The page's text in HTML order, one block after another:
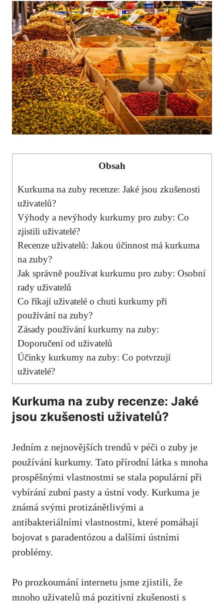
Obsah
Kurkuma na zuby recenze: Jaké jsou zkušenosti‍
uživatelů?
Výhody⁤ a nevýhody kurkumy pro zuby: Co
‍zjistili uživatelé?
Recenze uživatelů: Jakou účinnost má kurkuma
na zuby?
Jak⁣ správně používat kurkumu pro zuby:⁣ Osobní
rady uživatelů
Co říkají uživatelé o chuti⁣ kurkumy při‌
používání na zuby?
Zásady používání kurkumy na ⁤zuby:
Doporučení od uživatelů
Účinky kurkumy na zuby: Co potvrzují
uživatelé?
Kurkuma na zuby recenze: Jaké
jsou zkušenosti‍ uživatelů?
Jedním z nejnovějších ‌trendů v⁢ péči⁢ o zuby ⁤je
používání kurkumy. Tato⁤ přírodní látka s mnoha⁣
prospěšnými vlastnostmi se stala populární při ​
vybírání zubní pasty a ústní vody. Kurkuma je
známá ⁢svými protizánětlivými a
antibakteriálními vlastnostmi, které pomáhají
bojovat s paradentózou‌ a dalšími ústními
problémy.
Po prozkoumání internetu​ jsme ‌zjistili, že
mnoho uživatelů má pozitivní zkušenosti⁤ s‌